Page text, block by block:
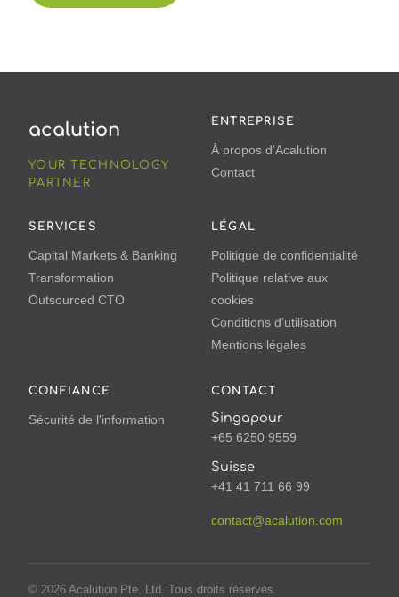
acalution
YOUR TECHNOLOGY
PARTNER
ENTREPRISE
À propos d'Acalution
Contact
SERVICES
Capital Markets & Banking
Transformation
Outsourced CTO
LÉGAL
Politique de confidentialité
Politique relative aux
cookies
Conditions d'utilisation
Mentions légales
CONFIANCE
Sécurité de l'information
CONTACT
Singapour
+65 6250 9559
Suisse
+41 41 711 66 99
contact@acalution.com
© 2026 Acalution Pte. Ltd. Tous droits réservés.